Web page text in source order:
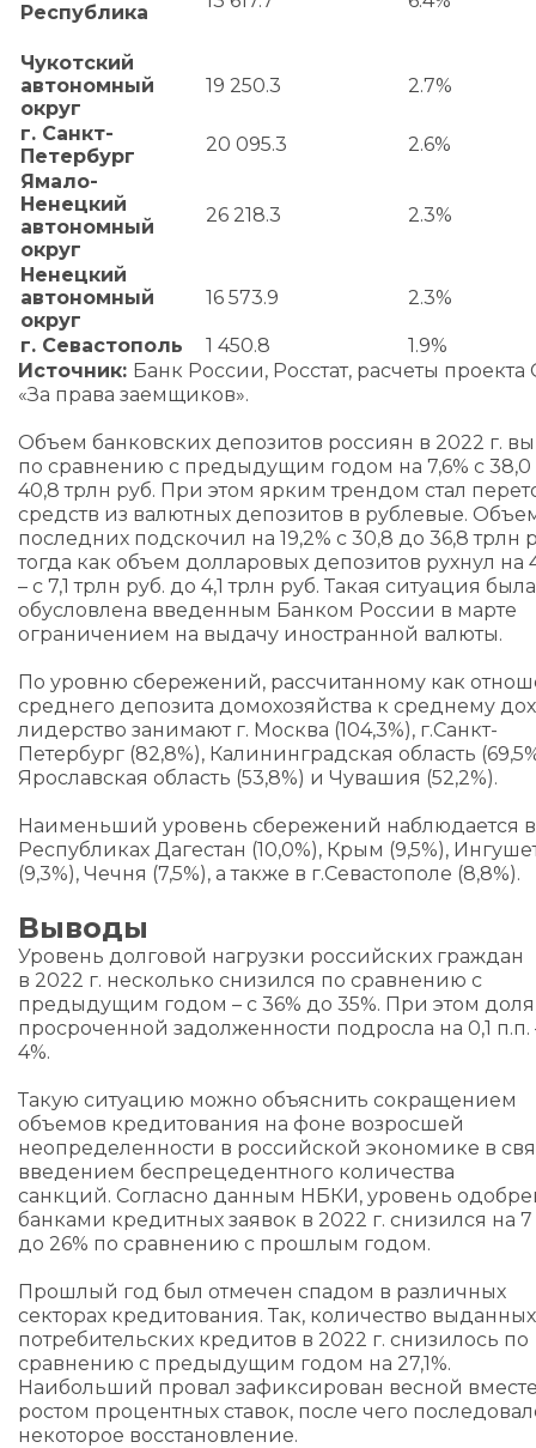
Республика
Чукотский
автономный
округ
19 250.3 2.7%
г. Санкт-
Петербург
20 095.3
2.6%
Ямало-
Ненецкий
автономный
округ
26 218.3 2.3%
Ненецкий
автономный
округ
16 573.9 2.3%
г. Севастополь 1 450.8
1.9%
Источник: Банк России, Росстат, расчеты
«За права заемщиков».
Объем банковских депозитов россиян в 2022 г.
по сравнению с предыдущим годом на 7,6% с 38,0
40,8 трлн руб. При этом ярким трендом стал
средств из валютных депозитов в рублевые.
последних подскочил на 19,2% с 30,8 до 36,8 трлн
тогда как объем долларовых депозитов рухнул на
– с 7,1 трлн руб. до 4,1 трлн руб. Такая ситуация была
обусловлена введенным Банком России в марте
ограничением на выдачу иностранной валюты.
По уровню сбережений, рассчитанному как
среднего депозита домохозяйства к среднему
лидерство занимают г. Москва (104,3%), г.Санкт-
Петербург (82,8%), Калининградская область
Ярославская область (53,8%) и Чувашия (52,2%).
Наименьший уровень сбережений наблюдается в
Республиках Дагестан (10,0%), Крым (9,5%),
(9,3%), Чечня (7,5%), а также в г.Севастополе (8,8%).
Выводы
Уровень долговой нагрузки российских граждан
в 2022 г. несколько снизился по сравнению с
предыдущим годом – с 36% до 35%. При этом доля
просроченной задолженности подросла на 0,1 п.п.
4%.
Такую ситуацию можно объяснить сокращением
объемов кредитования на фоне возросшей
неопределенности в российской экономике в
введением беспрецедентного количества
санкций. Согласно данным НБКИ, уровень
банками кредитных заявок в 2022 г. снизился на 7
до 26% по сравнению с прошлым годом.
Прошлый год был отмечен спадом в различных
секторах кредитования. Так, количество выданных
потребительских кредитов в 2022 г. снизилось по
сравнению с предыдущим годом на 27,1%.
Наибольший провал зафиксирован весной
ростом процентных ставок, после чего
некоторое восстановление.